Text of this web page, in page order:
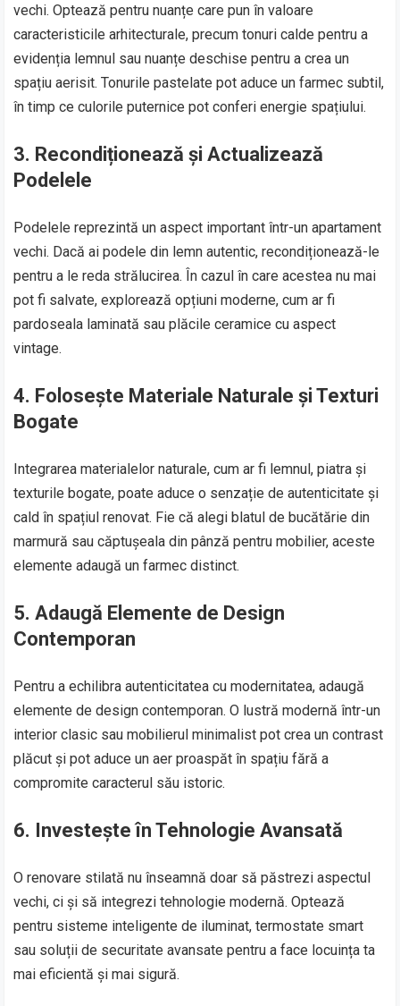
vechi. Optează pentru nuanțe care pun în valoare
caracteristicile arhitecturale, precum tonuri calde pentru a
evidenția lemnul sau nuanțe deschise pentru a crea un
spațiu aerisit. Tonurile pastelate pot aduce un farmec subtil,
în timp ce culorile puternice pot conferi energie spațiului.
3. Recondiționează și Actualizează
Podelele
Podelele reprezintă un aspect important într-un apartament
vechi. Dacă ai podele din lemn autentic, recondiționează-le
pentru a le reda strălucirea. În cazul în care acestea nu mai
pot fi salvate, explorează opțiuni moderne, cum ar fi
pardoseala laminată sau plăcile ceramice cu aspect
vintage.
4. Folosește Materiale Naturale și Texturi
Bogate
Integrarea materialelor naturale, cum ar fi lemnul, piatra și
texturile bogate, poate aduce o senzație de autenticitate și
cald în spațiul renovat. Fie că alegi blatul de bucătărie din
marmură sau căptușeala din pânză pentru mobilier, aceste
elemente adaugă un farmec distinct.
5.Adaugă Elemente de Design
Contemporan
Pentru a echilibra autenticitatea cu modernitatea, adaugă
elemente de design contemporan. O lustră modernă într-un
interior clasic sau mobilierul minimalist pot crea un contrast
plăcut și pot aduce un aer proaspăt în spațiu fără a
compromite caracterul său istoric.
6. Investește în Tehnologie Avansată
O renovare stilată nu înseamnă doar să păstrezi aspectul
vechi, ci și să integrezi tehnologie modernă. Optează
pentru sisteme inteligente de iluminat, termostate smart
sau soluții de securitate avansate pentru a face locuința ta
mai eficientă și mai sigură.